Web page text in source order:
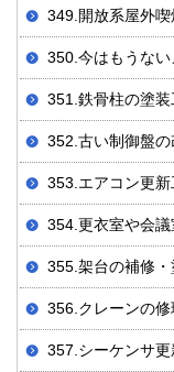
349.開放系屋外喫
350.今はもうない
351.鉄骨柱の塗装
352.古い制御盤の
353.エアコン更新
354.更衣室や会議
355.架台の補修・
356.クレーンの修
357.シーケンサ更